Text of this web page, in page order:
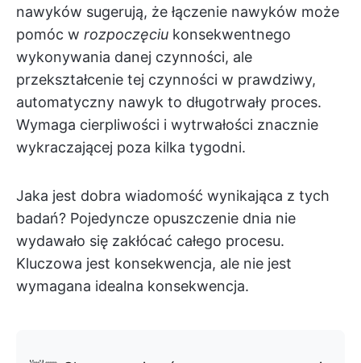
nawyków sugerują, że łączenie nawyków może
pomóc w rozpoczęciu konsekwentnego
wykonywania danej czynności, ale
przekształcenie tej czynności w prawdziwy,
automatyczny nawyk to długotrwały proces.
Wymaga cierpliwości i wytrwałości znacznie
wykraczającej poza kilka tygodni.
Jaka jest dobra wiadomość wynikająca z tych
badań? Pojedyncze opuszczenie dnia nie
wydawało się zakłócać całego procesu.
Kluczowa jest konsekwencja, ale nie jest
wymagana idealna konsekwencja.